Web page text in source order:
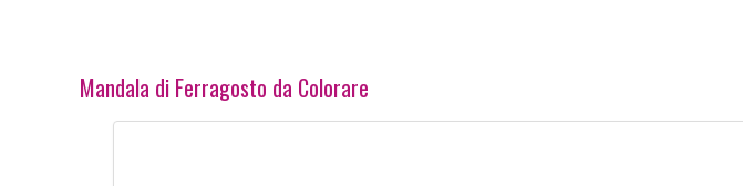
Mandala di Ferragosto da Colorare